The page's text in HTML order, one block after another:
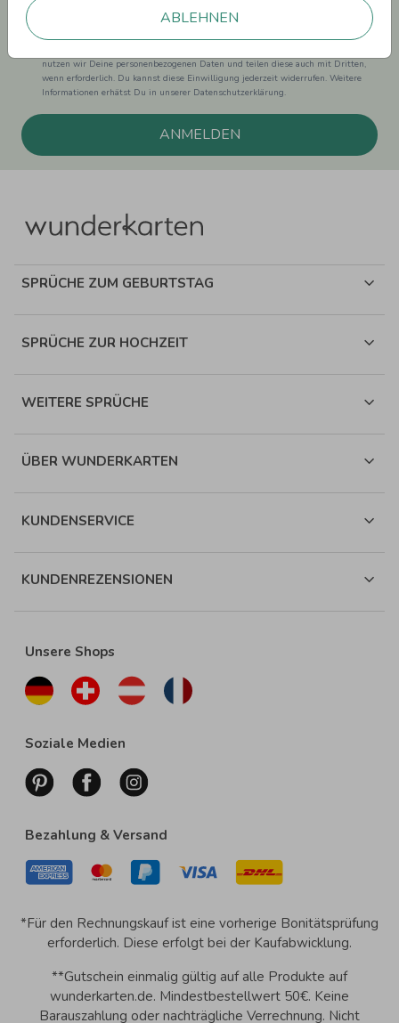
ABLEHNEN
können. Dies umfasst den Versand unseres Newsletters. Zudem können wir Dir
Produktinformationen zu Deinen Interessen auf anderen Plattformen wie
nutzen wir Deine personenbezogenen Daten und teilen diese auch mit Dritten,
wenn erforderlich. Du kannst diese Einwilligung jederzeit widerrufen. Weitere
Informationen erhätst Du in unserer Datenschutzerklärung.
ANMELDEN
SPRÜCHE ZUM GEBURTSTAG
SPRÜCHE ZUR HOCHZEIT
WEITERE SPRÜCHE
ÜBER WUNDERKARTEN
KUNDENSERVICE
KUNDENREZENSIONEN
Unsere Shops
Soziale Medien
Bezahlung & Versand
*Für den Rechnungskauf ist eine vorherige Bonitätsprüfung
erforderlich. Diese erfolgt bei der Kaufabwicklung.
**Gutschein einmalig gültig auf alle Produkte auf
wunderkarten.de. Mindestbestellwert 50€. Keine
Barauszahlung oder nachträgliche Verrechnung. Nicht